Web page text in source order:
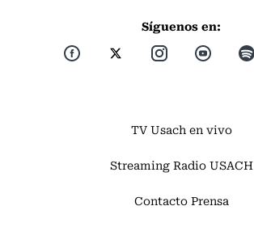
Síguenos en:
TV Usach en vivo
Streaming Radio USACH
Contacto Prensa